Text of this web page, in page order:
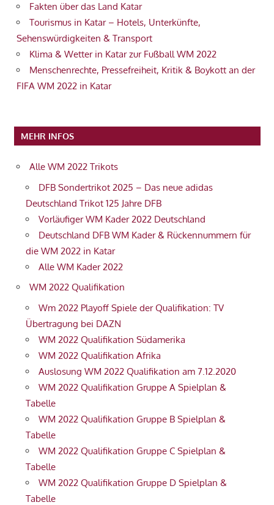
Fakten über das Land Katar
Tourismus in Katar – Hotels, Unterkünfte,
Sehenswürdigkeiten & Transport
Klima & Wetter in Katar zur Fußball WM 2022
Menschenrechte, Pressefreiheit, Kritik & Boykott an der
FIFA WM 2022 in Katar
MEHR INFOS
Alle WM 2022 Trikots
DFB Sondertrikot 2025 – Das neue adidas
Deutschland Trikot 125 Jahre DFB
Vorläufiger WM Kader 2022 Deutschland
Deutschland DFB WM Kader & Rückennummern für
die WM 2022 in Katar
Alle WM Kader 2022
WM 2022 Qualifikation
Wm 2022 Playoff Spiele der Qualifikation: TV
Übertragung bei DAZN
WM 2022 Qualifikation Südamerika
WM 2022 Qualifikation Afrika
Auslosung WM 2022 Qualifikation am 7.12.2020
WM 2022 Qualifikation Gruppe A Spielplan &
Tabelle
WM 2022 Qualifikation Gruppe B Spielplan &
Tabelle
WM 2022 Qualifikation Gruppe C Spielplan &
Tabelle
WM 2022 Qualifikation Gruppe D Spielplan &
Tabelle